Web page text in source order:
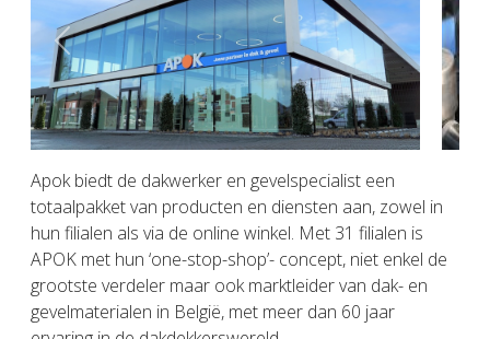
Previous Next
Apok biedt de dakwerker en gevelspecialist een
totaalpakket van producten en diensten aan, zowel in
hun filialen als via de online winkel. Met 31 filialen is
APOK met hun ‘one-stop-shop’- concept, niet enkel de
grootste verdeler maar ook marktleider van dak- en
gevelmaterialen in België, met meer dan 60 jaar